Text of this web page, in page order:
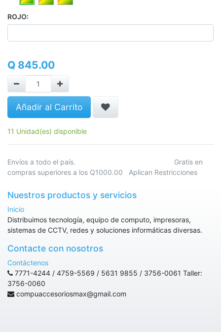
ROJO:
Q 845.00
Añadir al Carrito
11 Unidad(es) disponible
Envíos a todo el país. Gratis en
compras superiores a los Q1000.00 Aplican Restricciones
Nuestros productos y servicios
Inicio
Distribuimos tecnología, equipo de computo, impresoras,
sistemas de CCTV, redes y soluciones informáticas diversas.
Contacte con nosotros
Contáctenos
7771-4244 / 4759-5569 / 5631 9855 / 3756-0061 Taller:
3756-0060
compuaccesoriosmax@gmail.com